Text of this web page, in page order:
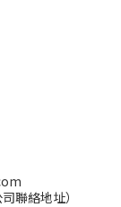
聯絡地址）